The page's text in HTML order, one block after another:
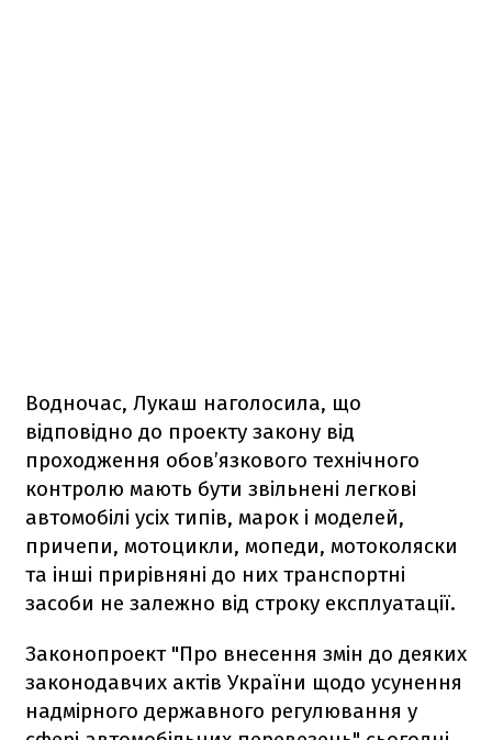
Водночас, Лукаш наголосила, що
відповідно до проекту закону від
проходження обов’язкового технічного
контролю мають бути звільнені легкові
автомобілі усіх типів, марок і моделей,
причепи, мотоцикли, мопеди, мотоколяски
та інші прирівняні до них транспортні
засоби не залежно від строку експлуатації.
Законопроект "Про внесення змін до деяких
законодавчих актів України щодо усунення
надмірного державного регулювання у